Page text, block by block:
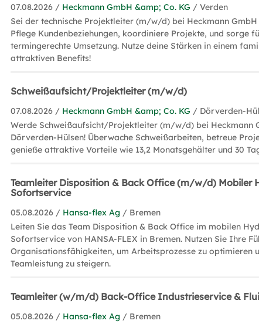
07.08.2026 / Heckmann GmbH &amp; Co. KG / Verden
Sei der technische Projektleiter (m/w/d) bei Heckmann GmbH
Pflege Kundenbeziehungen, koordiniere Projekte, und sorge
termingerechte Umsetzung. Nutze deine Stärken in einem
attraktiven Benefits!
Schweißaufsicht/Projektleiter (m/w/d)
07.08.2026 / Heckmann GmbH &amp; Co. KG / Dörverden-
Werde Schweißaufsicht/Projektleiter (m/w/d) bei Heckmann
Dörverden-Hülsen! Überwache Schweißarbeiten, betreue
genieße attraktive Vorteile wie 13,2 Monatsgehälter und 30
Teamleiter Disposition & Back Office (m/w/d) Mobiler
Sofortservice
05.08.2026 / Hansa-flex Ag / Bremen
Leiten Sie das Team Disposition & Back Office im mobilen
Sofortservice von HANSA-FLEX in Bremen. Nutzen Sie Ihre
Organisationsfähigkeiten, um Arbeitsprozesse zu optimieren
Teamleistung zu steigern.
Teamleiter (w/m/d) Back-Office Industrieservice &
05.08.2026 / Hansa-flex Ag / Bremen